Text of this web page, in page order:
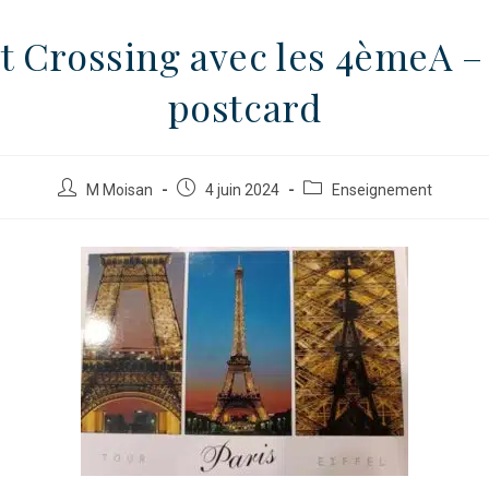
Crossing avec les 4èmeA
postcard
M Moisan 4 juin 2024 Enseignement